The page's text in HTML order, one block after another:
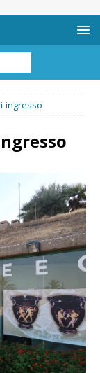
ingresso